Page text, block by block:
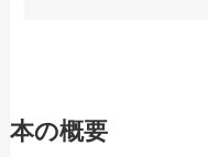
本の概要